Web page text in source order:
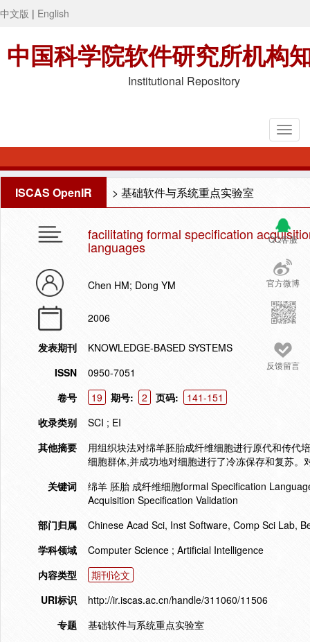
中文版 | English
中国科学院软件研究所机构
Institutional Repository
ISCAS OpenIR > 基础软件与系统重点实验室
QQ客服
官方微博
反馈留言
facilitating formal specification
languages
Chen HM; Dong YM
2006
发表期刊
KNOWLEDGE-BASED SYSTEMS
ISSN
0950-7051
卷号
19 期号: 2 页码:
141-151
收录类别
SCI ; EI
其他摘要
用组织块法对绵羊胚胎成纤维细胞进行原代和传代
细胞群体,并成功地对细胞进行了冷冻保存和复苏
关键词
绵羊 胚胎 成纤维细胞formal Specification
Acquisition Specification Validation
部门归属
Chinese Acad Sci, Inst Software, Comp Sci Lab,
学科领域
Computer Science ; Artificial Intelligence
内容类型
期刊论文
URI标识
http://ir.iscas.ac.cn/handle/311060/11506
专题
基础软件与系统重点实验室